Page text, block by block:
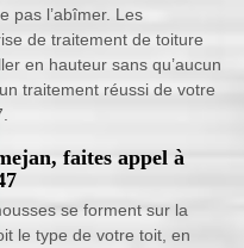
pas l’abîmer. Les
de traitement de toiture
en hauteur sans qu’aucun
traitement réussi de votre
faites appel à
se forment sur la
le type de votre toit, en